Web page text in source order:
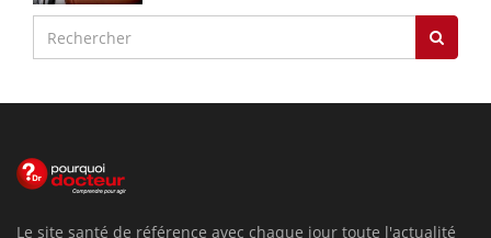
Le site santé de référence avec chaque jour toute l'actualité